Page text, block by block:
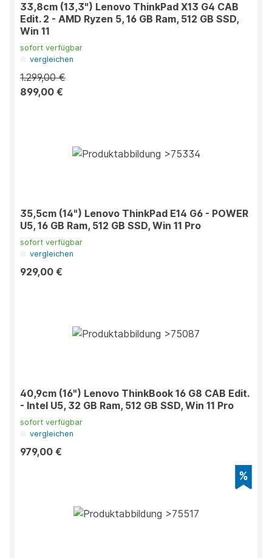
33,8cm (13,3") Lenovo ThinkPad X13 G4 CAB
Edit. 2 - AMD Ryzen 5, 16 GB Ram, 512 GB SSD,
Win 11
sofort verfügbar
vergleichen
1.299,00 €
899,00 €
35,5cm (14") Lenovo ThinkPad E14 G6 - POWER
U5, 16 GB Ram, 512 GB SSD, Win 11 Pro
sofort verfügbar
vergleichen
929,00 €
40,9cm (16") Lenovo ThinkBook 16 G8 CAB Edit.
- Intel U5, 32 GB Ram, 512 GB SSD, Win 11 Pro
sofort verfügbar
vergleichen
979,00 €